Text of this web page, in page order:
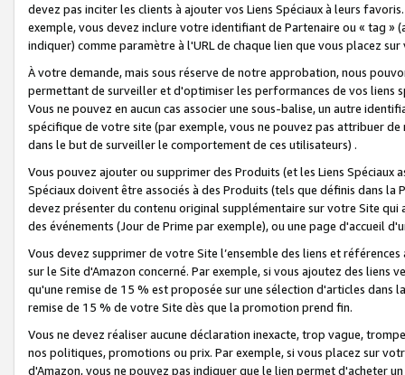
devez pas inciter les clients à ajouter vos Liens Spéciaux à leurs
exemple, vous devez inclure votre identifiant de Partenaire ou « tag
indiquer) comme paramètre à l'URL de chaque lien que vous placez
À votre demande, mais sous réserve de notre approbation, nous
permettant de surveiller et d'optimiser les performances de vos liens
Vous ne pouvez en aucun cas associer une sous-balise, un autre
spécifique de votre site (par exemple, vous ne pouvez pas attribuer
dans le but de surveiller le comportement de ces utilisateurs) .
Vous pouvez ajouter ou supprimer des Produits (et les Liens
Spéciaux doivent être associés à des Produits (tels que définis dans
devez présenter du contenu original supplémentaire sur votre Site qui
des événements (Jour de Prime par exemple), ou une page d'accueil
Vous devez supprimer de votre Site l’ensemble des liens et
sur le Site d'Amazon concerné. Par exemple, si vous ajoutez des
qu'une remise de 15 % est proposée sur une sélection d'articles
remise de 15 % de votre Site dès que la promotion prend fin.
Vous ne devez réaliser aucune déclaration inexacte, trop vague,
nos politiques, promotions ou prix. Par exemple, si vous placez sur
d'Amazon, vous ne pouvez pas indiquer que le lien permet d'acheter